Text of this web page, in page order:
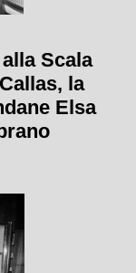
Scala
la
Elsa